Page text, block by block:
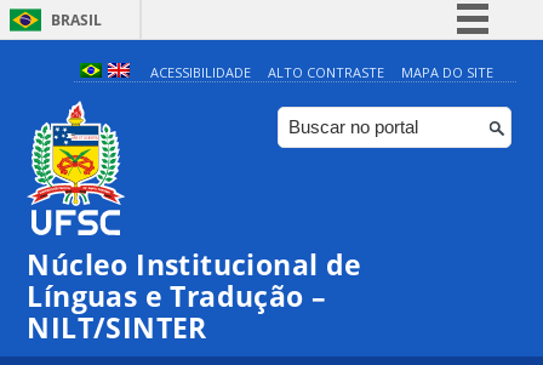
BRASIL
Simplifique!
Comunica BR
Participe
Canais
ACESSIBILIDADE ALTO CONTRASTE MAPA DO SITE
Núcleo Institucional de
Línguas e Tradução –
NILT/SINTER